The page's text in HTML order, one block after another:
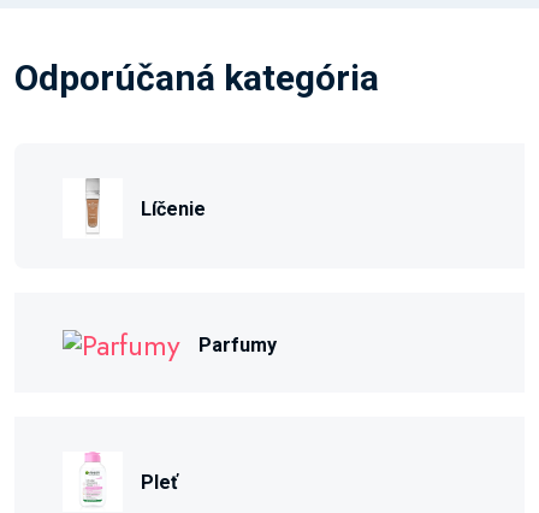
Odporúčaná kategória
Líčenie
Parfumy
Pleť